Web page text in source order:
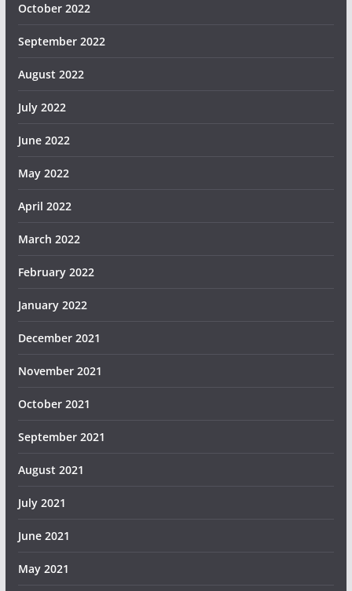
October 2022
September 2022
August 2022
July 2022
June 2022
May 2022
April 2022
March 2022
February 2022
January 2022
December 2021
November 2021
October 2021
September 2021
August 2021
July 2021
June 2021
May 2021